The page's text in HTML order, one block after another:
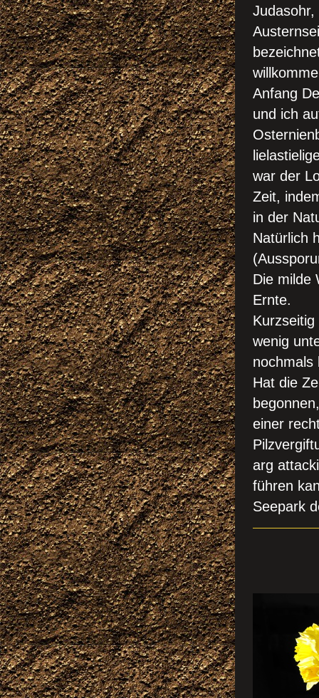
Anfang
und ich
war der
Zeit,
in der
Natürlich
Die milde
Ernte.
wenig
nochmals
Hat die
einer
arg
führen
Seepark